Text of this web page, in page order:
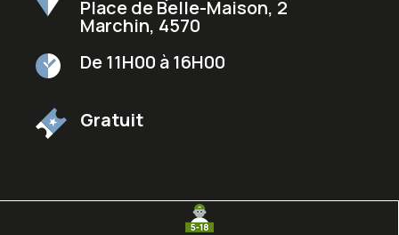
Place de Belle-Maison, 2
Marchin, 4570
De 11H00 à 16H00
Gratuit